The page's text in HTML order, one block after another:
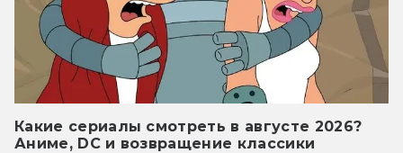
Какие сериалы смотреть в августе 2026?
Аниме, DC и возвращение классики